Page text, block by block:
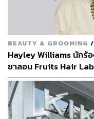
BEAUTY & GROOMING /
Hayley Williams นักร้
ซาลอน Fruits Hair
สหรัฐอเมริกา